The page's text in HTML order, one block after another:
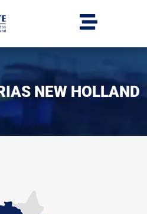
NEW HOLLAND